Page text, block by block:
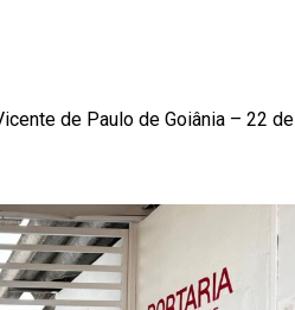
de Paulo de Goiânia – 22 de